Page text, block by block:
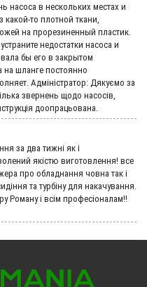
насоса в нескольких местах и
какой-то плотной ткани,
на прорезиненный пластик.
недостатки насоса и
бы его в закрытом
на шланге постоянно
Адмiнiстратор: Дякуємо за
звернень щодо насосів,
доопрацьована.
за два тижні як і
якістю виготовлення! все
про обладнання човна так і
та турбіну для накачування.
Роману і всім професіоналам!!